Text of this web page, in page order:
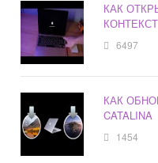
КАК
6497
КАК
CATALINA
1454